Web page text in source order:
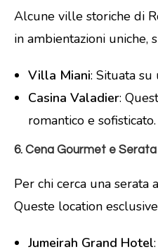
Alcune ville storiche di
in ambientazioni uniche,
Villa Miani: Situata su
Casina Valadier:
romantico e sofisticato.
6. Cena Gourmet e
Per chi cerca una serata
Queste location
Jumeirah Grand Hotel